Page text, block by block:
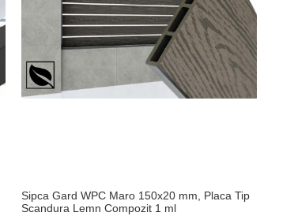
Sipca Gard WPC Maro 150x20 mm, Placa Tip
Scandura Lemn Compozit 1 ml